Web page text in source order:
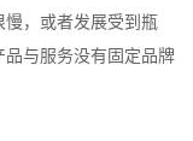
，或者发展受到瓶
与服务没有固定品牌